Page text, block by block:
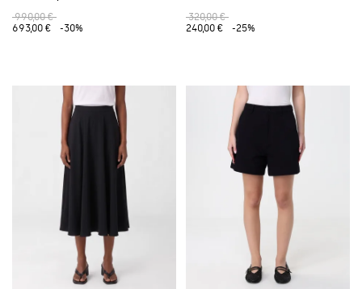
990,00 €
693,00 €
-30%
320,00 €
240,00 €
-25%